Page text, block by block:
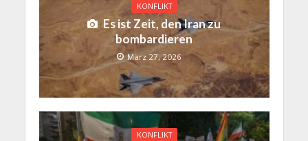
KONFLIKT
Es ist Zeit, den Iran zu
bombardieren
März 27, 2026
KONFLIKT